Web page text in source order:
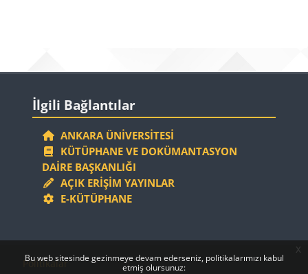
Bu web sitesinde gezinmeye devam ederseniz, politikalarımızı kabul
etmiş olursunuz:
x
Bloklar
İlgili Bağlantılar
ANKARA ÜNIVERSITESI
KÜTÜPHANE VE DOKÜMANTASYON
DAIRE BAŞKANLIĞI
AÇIK ERIŞIM YAYINLAR
E-KÜTÜPHANE
Bloklar
Bloklar
Politikalar